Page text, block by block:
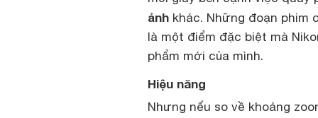
ảnh khác. Những đoạn
là một điểm đặc biệt mà
phẩm mới của mình.
Hiệu năng
Nhưng nếu so về khoảng